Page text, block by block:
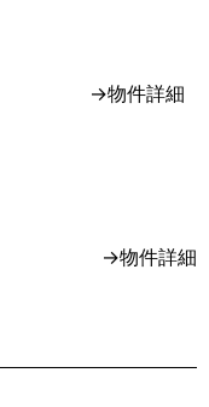
→物件詳細
→物件詳細